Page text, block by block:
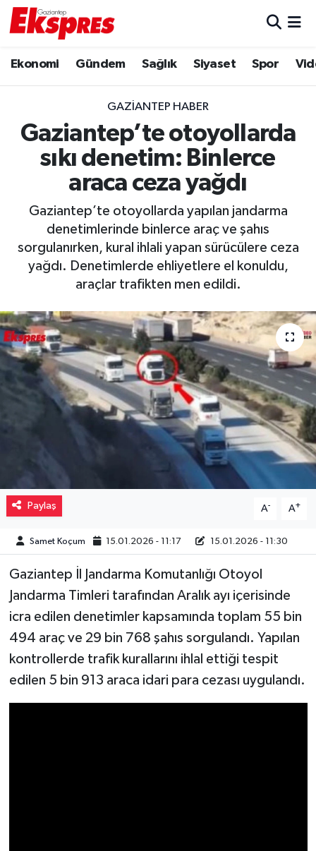
Ekonomi Gündem Sağlık Siyaset Spor
GAZIANTEP HABER
Gaziantep’te otoyollarda
sıkı denetim: Binlerce
araca ceza yağdı
Gaziantep’te otoyollarda yapılan jandarma
denetimlerinde binlerce araç ve şahıs
sorgulanırken, kural ihlali yapan sürücülere ceza
yağdı. Denetimlerde ehliyetlere el konuldu,
araçlar trafikten men edildi.
Paylaş A- A+
Samet Koçum 15.01.2026 - 11:17 15.01.2026 - 11:30
Gaziantep İl Jandarma Komutanlığı Otoyol
Jandarma Timleri tarafından Aralık ayı içerisinde
icra edilen denetimler kapsamında toplam 55 bin
494 araç ve 29 bin 768 şahıs sorgulandı. Yapılan
kontrollerde trafik kurallarını ihlal ettiği tespit
edilen 5 bin 913 araca idari para cezası uygulandı.
Ekonomi
Gaziantep son dakika
Genel
Haberler
Kültür Sanat
Müzik
Piyasa
Resmi İlanlar
Sinemalar
Spor
Teknoloji
Video Haber
Yaşam
Trafik Durumu
Puan Durumu ve Fikstür
Tüm Manşetler
Haber Arşivi